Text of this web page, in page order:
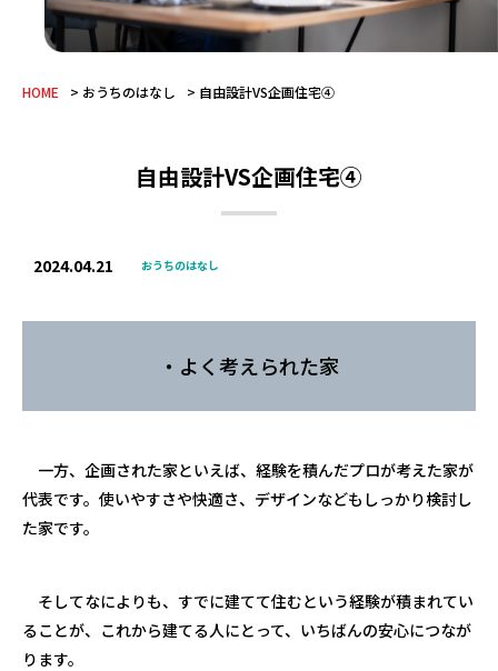
HOME おうちのはなし 自由設計VS企画住宅④
自由設計VS企画住宅④
2024.04.21 おうちのはなし
・よく考えられた家
一方、企画された家といえば、経験を積んだプロが考えた家が
代表です。使いやすさや快適さ、デザインなどもしっかり検討し
た家です。
そしてなによりも、すでに建てて住むという経験が積まれてい
ることが、これから建てる人にとって、いちばんの安心につなが
ります。